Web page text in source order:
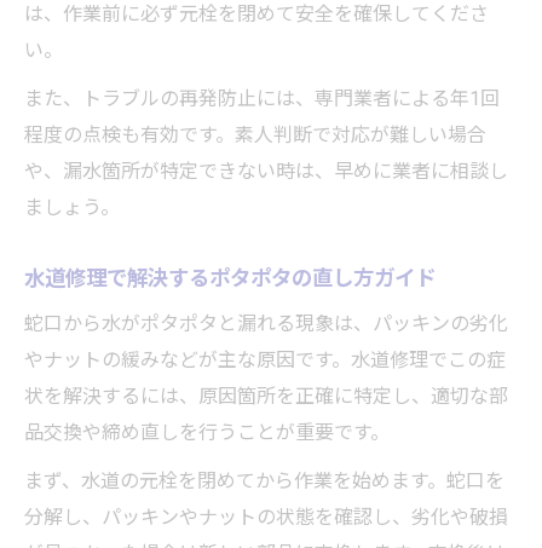
は、作業前に必ず元栓を閉めて安全を確保してくださ
い。
また、トラブルの再発防止には、専門業者による年1回
程度の点検も有効です。素人判断で対応が難しい場合
や、漏水箇所が特定できない時は、早めに業者に相談し
ましょう。
水道修理で解決するポタポタの直し方ガイド
蛇口から水がポタポタと漏れる現象は、パッキンの劣化
やナットの緩みなどが主な原因です。水道修理でこの症
状を解決するには、原因箇所を正確に特定し、適切な部
品交換や締め直しを行うことが重要です。
まず、水道の元栓を閉めてから作業を始めます。蛇口を
分解し、パッキンやナットの状態を確認し、劣化や破損